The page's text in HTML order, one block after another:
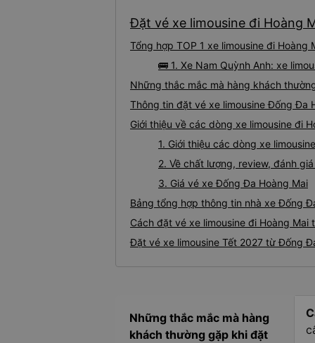
Đặt vé xe limousine đi Hoàng
Tổng hợp TOP 1 xe limousine đi
🚌 1. Xe Nam Quỳnh Anh: xe
Những thắc mắc mà hàng khách
Thông tin đặt vé xe limousine Đống Đa
Giới thiệu về các dòng xe limousine đi
1. Giới thiệu các dòng xe
2. Về chất lượng, review, đánh
3. Giá vé xe Đống Đa Hoàng Mai
Bảng tổng hợp thông tin nhà xe Đống
Cách đặt vé xe limousine đi Hoàng
Đặt vé xe limousine Tết 2027 từ Đống
Những thắc mắc mà hàng
khách thường gặp khi đặt